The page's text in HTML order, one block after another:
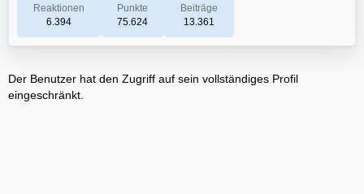
Reaktionen
6.394
Punkte
75.624
Beiträge
13.361
Der Benutzer hat den Zugriff auf sein vollständiges Profil
eingeschränkt.